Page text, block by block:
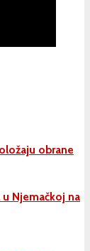
obrane
Njemačkoj na